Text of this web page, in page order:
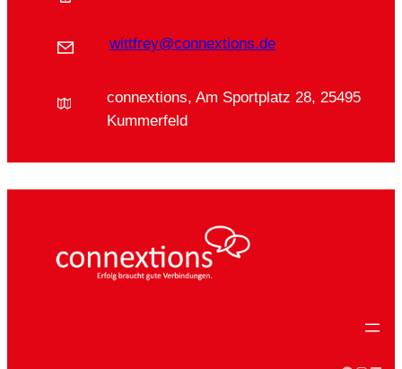
wittfrey@connextions.de
connextions, Am Sportplatz 28, 25495
Kummerfeld